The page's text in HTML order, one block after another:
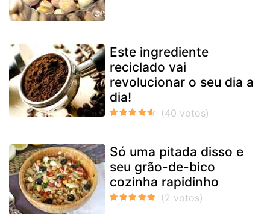
Este ingrediente
reciclado vai
revolucionar o seu dia a
dia!
Só uma pitada disso e
seu grão-de-bico
cozinha rapidinho